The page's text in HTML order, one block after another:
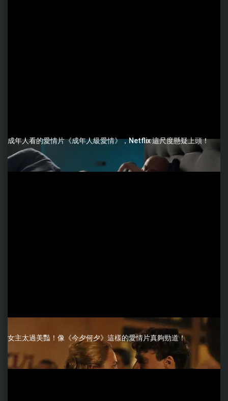
成年人看的愛情片《成年人級愛情》，Netflix 這尺度懸疑上頭！
女主太過美豔！像《今夕何夕》這樣的愛情片真夠勁道！